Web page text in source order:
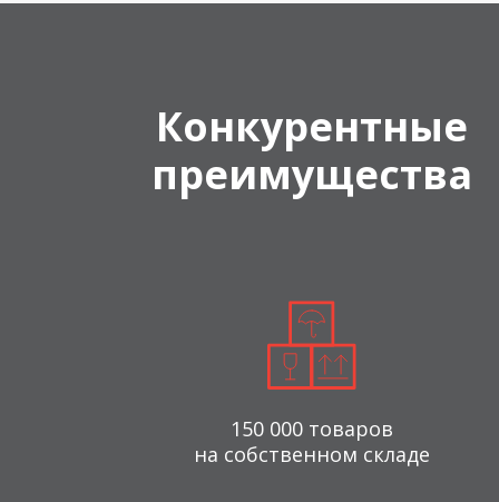
Конкурентные
преимущества
150 000 товаров
на собственном складе